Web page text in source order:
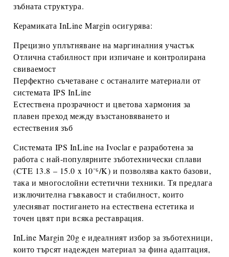
зъбната структура.
КерамикатаInLine Margin осигурява:
Прецизно уплътняване на маргиналния участък
Отлична стабилност при изпичане и контролирана
свиваемост
Перфектно съчетаване с останалите материали от
системата IPS InLine
Естествена прозрачност и цветова хармония за
плавен преход между възстановяването и
естествения зъб
Системата IPS InLine наIvoclarе разработена за
работа с най-популярните зъботехнически сплави
(CTE 13.8 – 15.0 x 10⁻⁶/K) и позволява както базови,
така и многослойни естетични техники. Тя предлага
изключителна гъвкавост и стабилност, които
улесняват постигането на естествена естетика и
точен цвят при всяка реставрация.
InLine Margin 20g е идеалният избор за зъботехници,
които търсят надежден материал зафина адаптация,